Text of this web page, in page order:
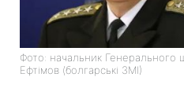
Фото: начальник Генерального
Ефтімов (болгарські ЗМІ)